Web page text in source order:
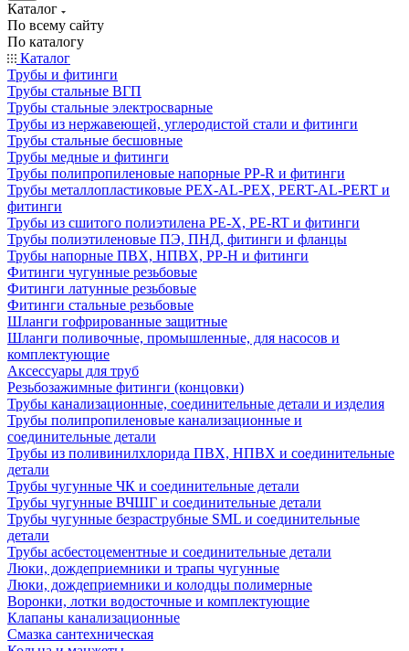
Каталог
По всему сайту
По каталогу
Каталог
Трубы и фитинги
Трубы стальные ВГП
Трубы стальные электросварные
Трубы из нержавеющей, углеродистой стали и фитинги
Трубы стальные бесшовные
Трубы медные и фитинги
Трубы полипропиленовые напорные PP-R и фитинги
Трубы металлопластиковые PEX-AL-PEX, PERT-AL-PERT и
фитинги
Трубы из сшитого полиэтилена PE-X, PE-RT и фитинги
Трубы полиэтиленовые ПЭ, ПНД, фитинги и фланцы
Трубы напорные ПВХ, НПВХ, PP-H и фитинги
Фитинги чугунные резьбовые
Фитинги латунные резьбовые
Фитинги стальные резьбовые
Шланги гофрированные защитные
Шланги поливочные, промышленные, для насосов и
комплектующие
Аксессуары для труб
Резьбозажимные фитинги (концовки)
Трубы канализационные, соединительные детали и изделия
Трубы полипропиленовые канализационные и
соединительные детали
Трубы из поливинилхлорида ПВХ, НПВХ и соединительные
детали
Трубы чугунные ЧК и соединительные детали
Трубы чугунные ВЧШГ и соединительные детали
Трубы чугунные безраструбные SML и соединительные
детали
Трубы асбестоцементные и соединительные детали
Люки, дождеприемники и трапы чугунные
Люки, дождеприемники и колодцы полимерные
Воронки, лотки водосточные и комплектующие
Клапаны канализационные
Смазка сантехническая